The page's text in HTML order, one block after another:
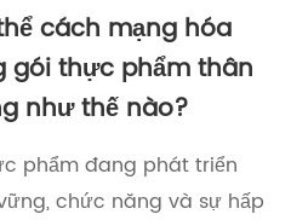
cách mạng hóa
gói thực phẩm thân
như thế nào?
phẩm đang phát triển
chức năng và sự hấp